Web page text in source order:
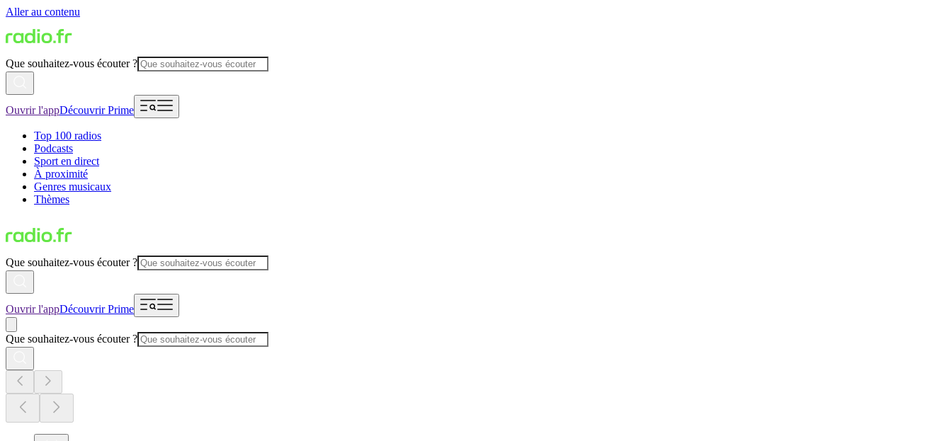
Aller au contenu
Que souhaitez-vous écouter ?
Ouvrir l'appDécouvrir Prime
Top 100 radios
Podcasts
Sport en direct
À proximité
Genres musicaux
Thèmes
Que souhaitez-vous écouter ?
Ouvrir l'appDécouvrir Prime
Que souhaitez-vous écouter ?